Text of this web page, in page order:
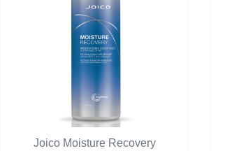
Joico Moisture Recovery